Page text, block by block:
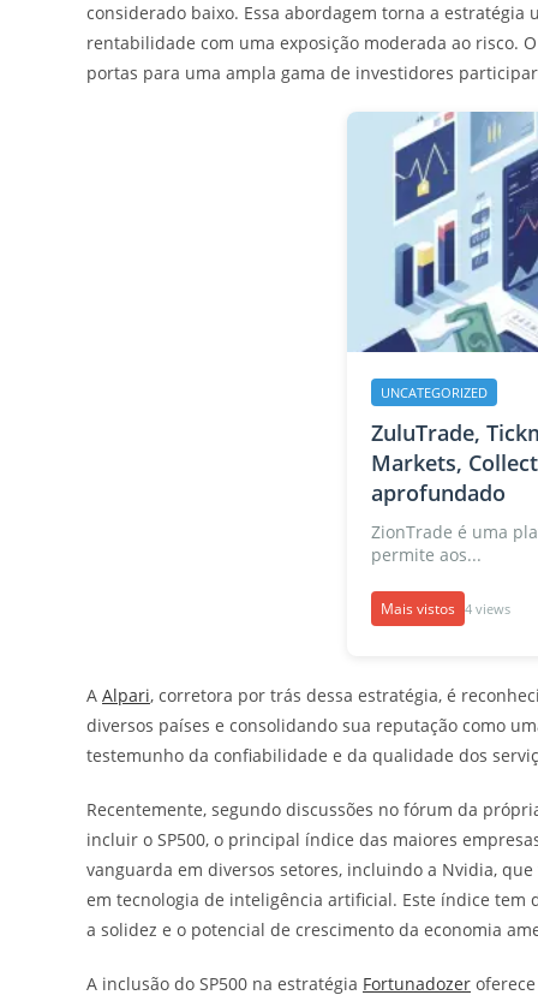
considerado baixo. Essa abordagem torna a
rentabilidade com uma exposição moderada ao risco.
portas para uma ampla gama de investidores
UNCATEGORIZED
ZuluTrade,
Markets,
aprofundado
ZionTrade é uma
permite aos...
Mais vistos 4 views
A Alpari, corretora por trás dessa estratégia, é
diversos países e consolidando sua reputação como
testemunho da confiabilidade e da qualidade dos
Recentemente, segundo discussões no fórum da
incluir o SP500, o principal índice das maiores
vanguarda em diversos setores, incluindo a Nvidia,
em tecnologia de inteligência artificial. Este índice
a solidez e o potencial de crescimento da economia
A inclusão do SP500 na estratégia Fortunadozer